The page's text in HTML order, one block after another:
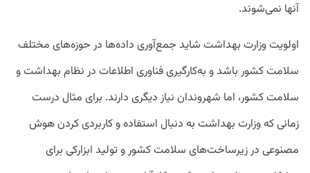
آنها نمی‌شوند.
اولویت وزارت بهداشت شاید جمع‌آوری داده‌ها در حوزه‌های مختلف
سلامت کشور باشد و به‌کارگیری فناوری اطلاعات در نظام بهداشت و
سلامت کشور، اما شهروندان نیاز دیگری دارند. برای مثال درست
زمانی که وزارت بهداشت به ‌دنبال استفاده و کاربردی کردن هوش
مصنوعی در زیرساخت‌های سلامت کشور و تولید ابزارکی برای